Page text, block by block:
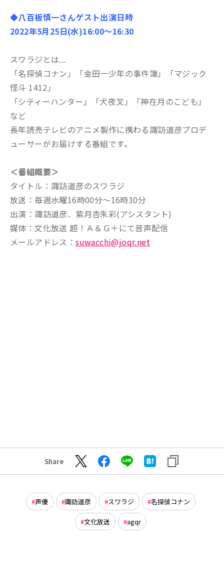
◆八百板慎一さんゲスト出演日時
2022年5月25日(水)16:00〜16:30
スワラジとは...
「名探偵コナン」「金田一少年の事件簿」「マジック
怪斗 1412」
「シティーハンター」「犬夜叉」「神在月のこども」
など
長年読売テレビのアニメ製作に携わる諏訪道彦プロデ
ューサーがお届けする番組です。
＜番組概要＞
タイトル：諏訪道彦のスワラジ
放送：毎週水曜16時00分～16時30分
出演：諏訪道彦、紫月杏朱彩(アシスタント)
媒体：文化放送 超！Ａ＆Ｇ＋にて音声配信
メールアドレス：suwacchi@joqr.net
Share
声優 諏訪道彦 スワラジ 名探偵コナン
文化放送 agqr